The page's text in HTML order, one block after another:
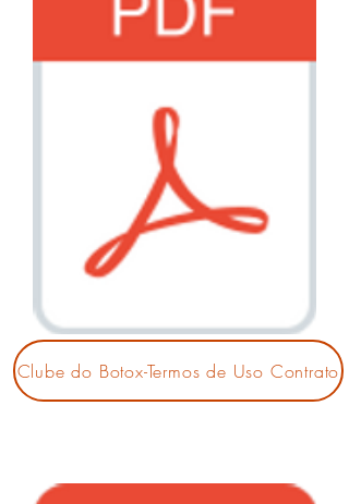
Clube do Botox-Termos de Uso Contrato